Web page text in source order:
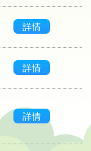
詳情
詳情
詳情